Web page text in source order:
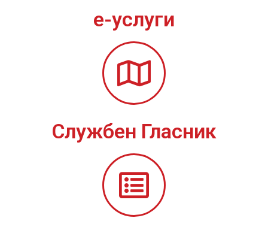
е-услуги
Службен Гласник